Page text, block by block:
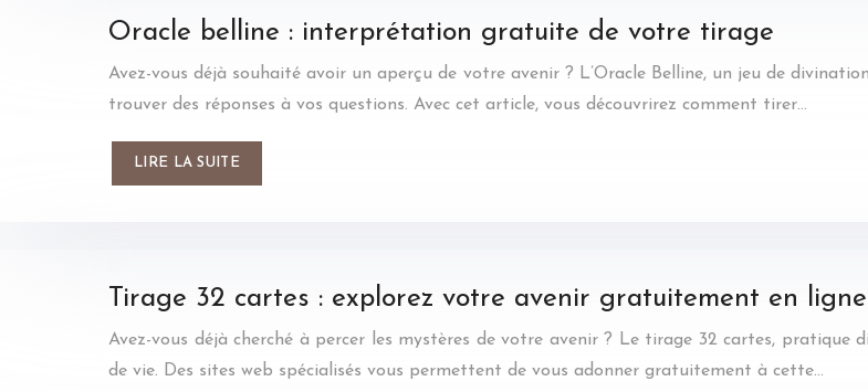
Oracle belline : interprétation gratuite de votre tirage
Avez-vous déjà souhaité avoir un aperçu de votre avenir ? L’Oracle Belline, un jeu de
trouver des réponses à vos questions. Avec cet article, vous découvrirez comment tirer…
LIRE LA SUITE
Tirage 32 cartes : explorez votre avenir gratuitement en ligne
Avez-vous déjà cherché à percer les mystères de votre avenir ? Le tirage 32 cartes,
de vie. Des sites web spécialisés vous permettent de vous adonner gratuitement à cette…